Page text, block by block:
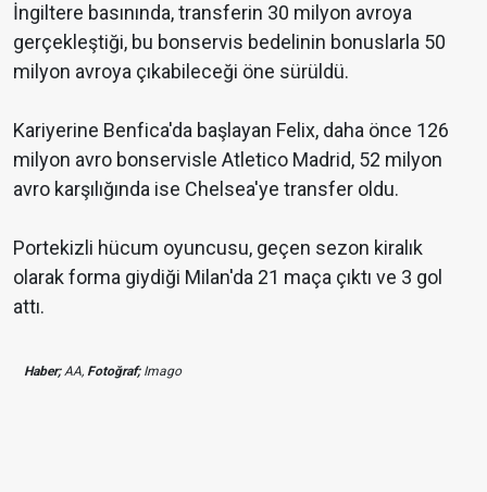
İngiltere basınında, transferin 30 milyon avroya
gerçekleştiği, bu bonservis bedelinin bonuslarla 50
milyon avroya çıkabileceği öne sürüldü.
Kariyerine Benfica'da başlayan Felix, daha önce 126
milyon avro bonservisle Atletico Madrid, 52 milyon
avro karşılığında ise Chelsea'ye transfer oldu.
Portekizli hücum oyuncusu, geçen sezon kiralık
olarak forma giydiği Milan'da 21 maça çıktı ve 3 gol
attı.
Haber;AA, Fotoğraf;Imago